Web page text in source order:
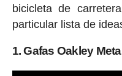
bicicleta de
particular lista de
1. Gafas Oakley